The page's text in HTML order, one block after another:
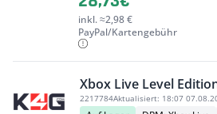
inkl. ≈2,98 €
PayPal/Kartengebühr
Xbox Live Level
2217784Aktualisiert: 18:07